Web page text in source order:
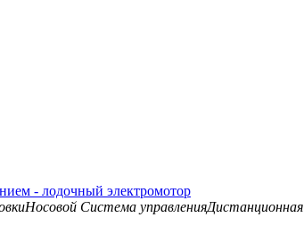
- лодочный электромотор
Носовой Система управленияДистанционная